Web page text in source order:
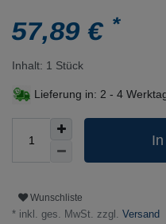
57,89 €*
Inhalt: 1 Stück
Lieferung in: 2 - 4
Wunschliste
* inkl. ges. MwSt. zzgl. Versand